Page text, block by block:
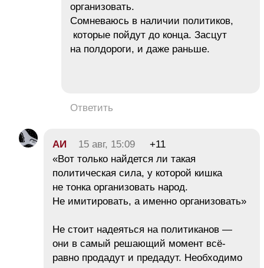
организовать.
Сомневаюсь в наличии политиков,
которые пойдут до конца. Засцут
на полдороги, и даже раньше.
Ответить
АИ 15 авг, 15:09
+11
«Вот только найдется ли такая
политическая сила, у которой кишка
не тонка организовать народ.
Не имитировать, а именно организовать»
Не стоит надеяться на политиканов —
они в самый решающий момент всё-
равно продадут и предадут. Необходимо